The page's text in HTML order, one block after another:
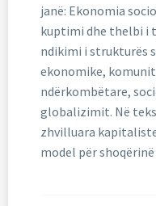
janë: Ekonomia
kuptimi dhe thelbi i
ndikimi i strukturës
ekonomike,
ndërkombëtare,
globalizimit. Në
zhvilluara
model për